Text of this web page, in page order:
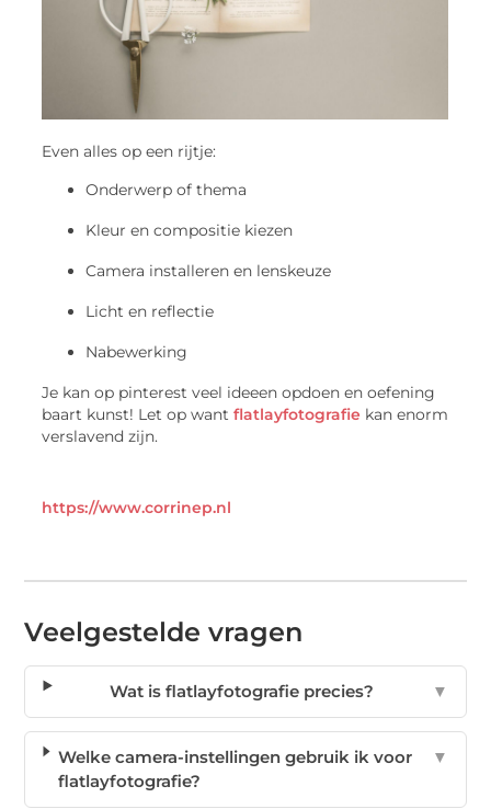
Even alles op een rijtje:
Onderwerp of thema
Kleur en compositie kiezen
Camera installeren en lenskeuze
Licht en reflectie
Nabewerking
Je kan op pinterest veel ideeen opdoen en oefening
baart kunst! Let op wantflatlayfotografie kan enorm
verslavend zijn.
https://www.corrinep.nl
Veelgestelde vragen
Wat is flatlayfotografie precies? ▼
Welke camera-instellingen gebruik ik voor
flatlayfotografie?
▼